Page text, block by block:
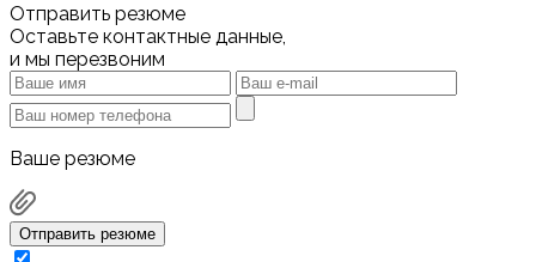
Отправить резюме
Оставьте контактные данные,
и мы перезвоним
Ваше резюме
Отправить резюме